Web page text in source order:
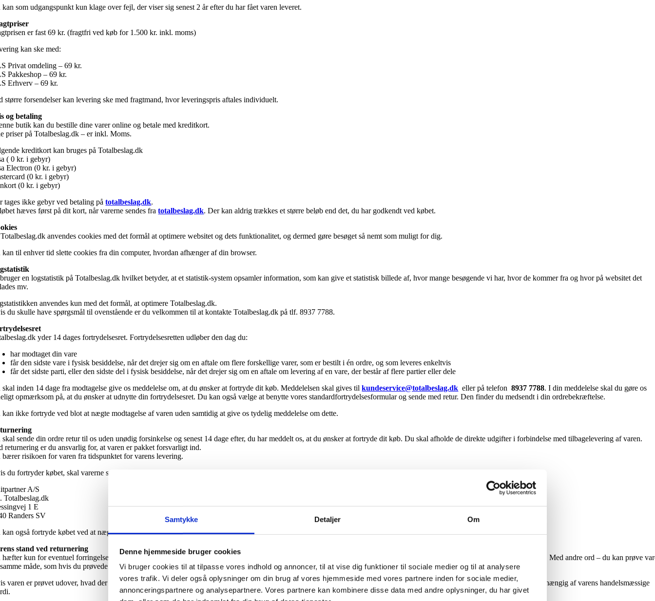
Samtykke Detaljer Om
Denne hjemmeside bruger cookies
Vi bruger cookies til at tilpasse vores indhold og annoncer, til at vise dig funktioner til sociale medier og til at analysere
vores trafik. Vi deler også oplysninger om din brug af vores hjemmeside med vores partnere inden for sociale medier,
annonceringspartnere og analysepartnere. Vores partnere kan kombinere disse data med andre oplysninger, du har givet
kan som udgangspunkt kun klage over fejl, der viser sig senest 2 år efter du har fået varen leveret.
er fast 69 kr. (fragtfri ved køb for 1.500 kr. inkl. moms)
kan ske med:
Privat omdeling – 69 kr.
Pakkeshop – 69 kr.
Erhverv – 69 kr.
større forsendelser kan levering ske med fragtmand, hvor leveringspris aftales individuelt.
og betaling
butik kan du bestille dine varer online og betale med kreditkort.
priser på Totalbeslag.dk – er inkl. Moms.
kreditkort kan bruges på Totalbeslag.dk
( 0 kr. i gebyr)
Electron (0 kr. i gebyr)
(0 kr. i gebyr)
(0 kr. i gebyr)
tages ikke gebyr ved betaling påtotalbeslag.dk.
hæves først på dit kort, når varerne sendes fratotalbeslag.dk. Der kan aldrig trækkes et større beløb end det, du har godkendt ved købet.
anvendes cookies med det formål at optimere websitet og dets funktionalitet, og dermed gøre besøget så nemt som muligt for dig.
kan til enhver tid slette cookies fra din computer, hvordan afhænger af din browser.
en logstatistik på Totalbeslag.dk hvilket betyder, at et statistik-system opsamler information, som kan give et statistisk billede af, hvor mange besøgende vi har, hvor de kommer fra og hvor på websitet det
mv.
anvendes kun med det formål, at optimere Totalbeslag.dk.
du skulle have spørgsmål til ovenstående er du velkommen til at kontakte Totalbeslag.dk på tlf. 8937 7788.
yder 14 dages fortrydelsesret. Fortrydelsesretten udløber den dag du:
har modtaget din vare
får den sidste vare i fysisk besiddelse, når det drejer sig om en aftale om flere forskellige varer, som er bestilt i én ordre, og som leveres enkeltvis
får det sidste parti, eller den sidste del i fysisk besiddelse, når det drejer sig om en aftale om levering af en vare, der består af flere partier eller dele
skal inden 14 dage fra modtagelse give os meddelelse om, at du ønsker at fortryde dit køb. Meddelelsen skal gives tilkundeservice@totalbeslag.dk eller på telefon8937 7788. I din meddelelse skal du gøre os
opmærksom på, at du ønsker at udnytte din fortrydelsesret. Du kan også vælge at benytte vores standardfortrydelsesformular og sende med retur. Den finder du medsendt i din ordrebekræftelse.
kan ikke fortryde ved blot at nægte modtagelse af varen uden samtidig at give os tydelig meddelelse om dette.
skal sende din ordre retur til os uden unødig forsinkelse og senest 14 dage efter, du har meddelt os, at du ønsker at fortryde dit køb. Du skal afholde de direkte udgifter i forbindelse med tilbagelevering af varen.
returnering er du ansvarlig for, at varen er pakket forsvarligt ind.
bærer risikoen for varen fra tidspunktet for varens levering.
du fortryder købet, skal varerne sendes til:
A/S
Totalbeslag.dk
1 E
Randers SV
kan også fortryde købet ved at nægte at modtage varen eller aflevere den personligt på ovenstående adresse dog kun imod forudgående aftale.
stand ved returnering
hæfter kun for eventuel forringelse af varens værdi, som skyldes anden håndtering, end hvad der er nødvendigt for at fastslå varens art, egenskaber og den måde, den fungerer på. Med andre ord – du kan prøve
måde, som hvis du prøvede den i en fysisk butik.
varen er prøvet udover, hvad der er beskrevet ovenfor, betragter vi den som brugt, hvilket betyder, at du ved fortrydelse af købet kun får en del eller intet af købsbeløbet retur, afhængig af varens handelsmæssige